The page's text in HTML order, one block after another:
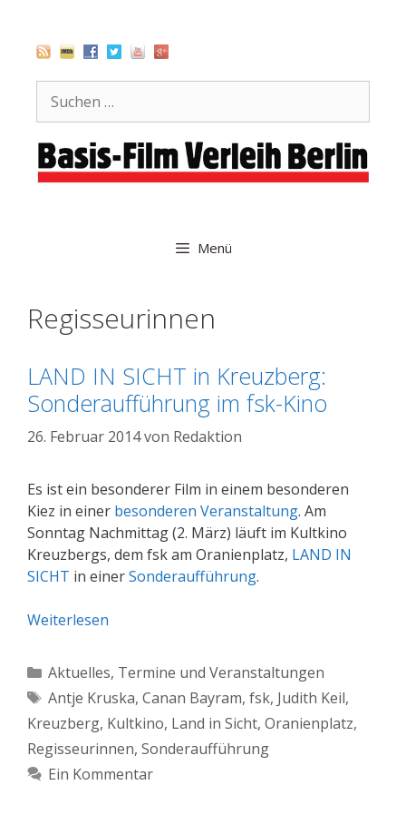
springen
nach:
Menü
Regisseurinnen
LAND IN SICHT in Kreuzberg:
Sonderaufführung im fsk-Kino
26. Februar 2014von Redaktion
Es ist ein besonderer Film in einem besonderen
Kiez in einer besonderen Veranstaltung. Am
Sonntag Nachmittag (2. März) läuft im Kultkino
Kreuzbergs, dem fsk am Oranienplatz, LAND IN
SICHT in einerSonderaufführung.
Weiterlesen
Kategorien
Aktuelles, Termine und Veranstaltungen
Schlagwörter
Antje Kruska, Canan Bayram, fsk, Judith Keil,
Kreuzberg, Kultkino, Land in Sicht, Oranienplatz,
Regisseurinnen, Sonderaufführung
Ein Kommentar